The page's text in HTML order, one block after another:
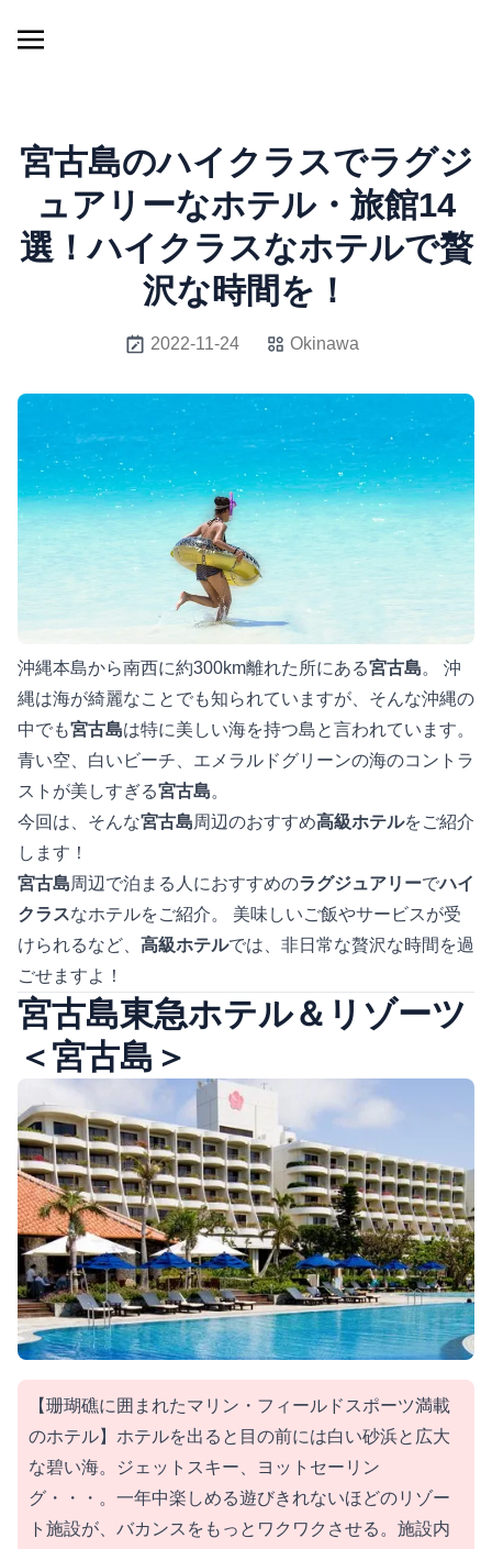
宮古島のハイクラスでラグジ
ュアリーなホテル・旅館14
選！ハイクラスなホテルで贅
沢な時間を！
2022-11-24 Okinawa
沖縄本島から南西に約300km離れた所にある宮古島。 沖
縄は海が綺麗なことでも知られていますが、そんな沖縄の
中でも宮古島は特に美しい海を持つ島と言われています。
青い空、白いビーチ、エメラルドグリーンの海のコントラ
ストが美しすぎる宮古島。
今回は、そんな宮古島周辺のおすすめ高級ホテルをご紹介
します！
宮古島周辺で泊まる人におすすめのラグジュアリーでハイ
クラスなホテルをご紹介。 美味しいご飯やサービスが受
けられるなど、 高級ホテルでは、非日常な贅沢な時間を過
ごせますよ！
宮古島東急ホテル＆リゾーツ
＜宮古島＞
【珊瑚礁に囲まれたマリン・フィールドスポーツ満載
のホテル】ホテルを出ると目の前には白い砂浜と広大
な碧い海。ジェットスキー、ヨットセーリン
グ・・・。一年中楽しめる遊びきれないほどのリゾー
ト施設が、バカンスをもっとワクワクさせる。施設内